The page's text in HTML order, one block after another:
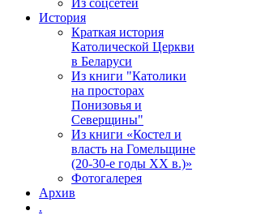
Из соцсетей
История
Краткая история
Католической Церкви
в Беларуси
Из книги "Католики
на просторах
Понизовья и
Северщины"
Из книги «Костел и
власть на Гомельщине
(20-30-е годы ХХ в.)»
Фотогалерея
Архив
.